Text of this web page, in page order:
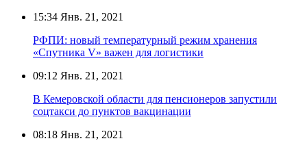
15:34 Янв. 21, 2021
РФПИ: новый температурный режим хранения
«Спутника V» важен для логистики
09:12 Янв. 21, 2021
В Кемеровской области для пенсионеров запустили
соцтакси до пунктов вакцинации
08:18 Янв. 21, 2021